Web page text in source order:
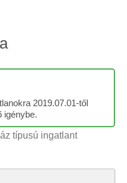
2019.07.01-től
igénybe.
típusú ingatlant